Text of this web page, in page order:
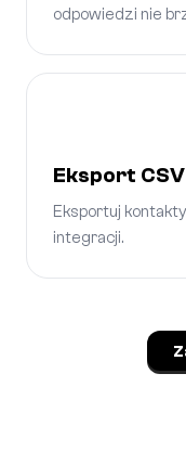
odpowiedzi nie
Eksport CSV
Eksportuj
integracji.